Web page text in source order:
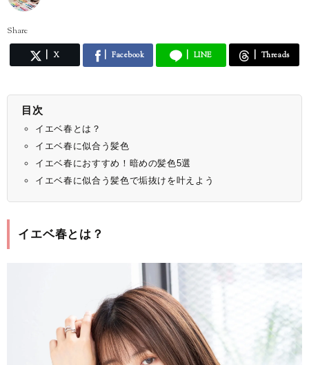
Share
X Facebook LINE Threads
目次
イエベ春とは？
イエベ春に似合う髪色
イエベ春におすすめ！暗めの髪色5選
イエベ春に似合う髪色で垢抜けを叶えよう
イエベ春とは？